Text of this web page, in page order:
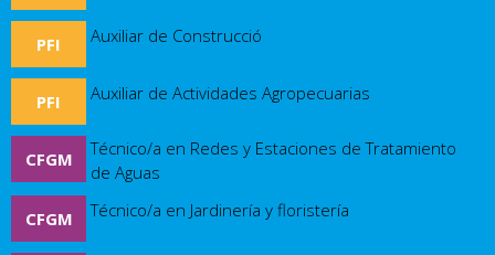
PFI Auxiliar de Construcció
PFI Auxiliar de Actividades Agropecuarias
CFGM
Técnico/a en Redes y Estaciones de Tratamiento
de Aguas
CFGM Técnico/a en Jardinería y floristería